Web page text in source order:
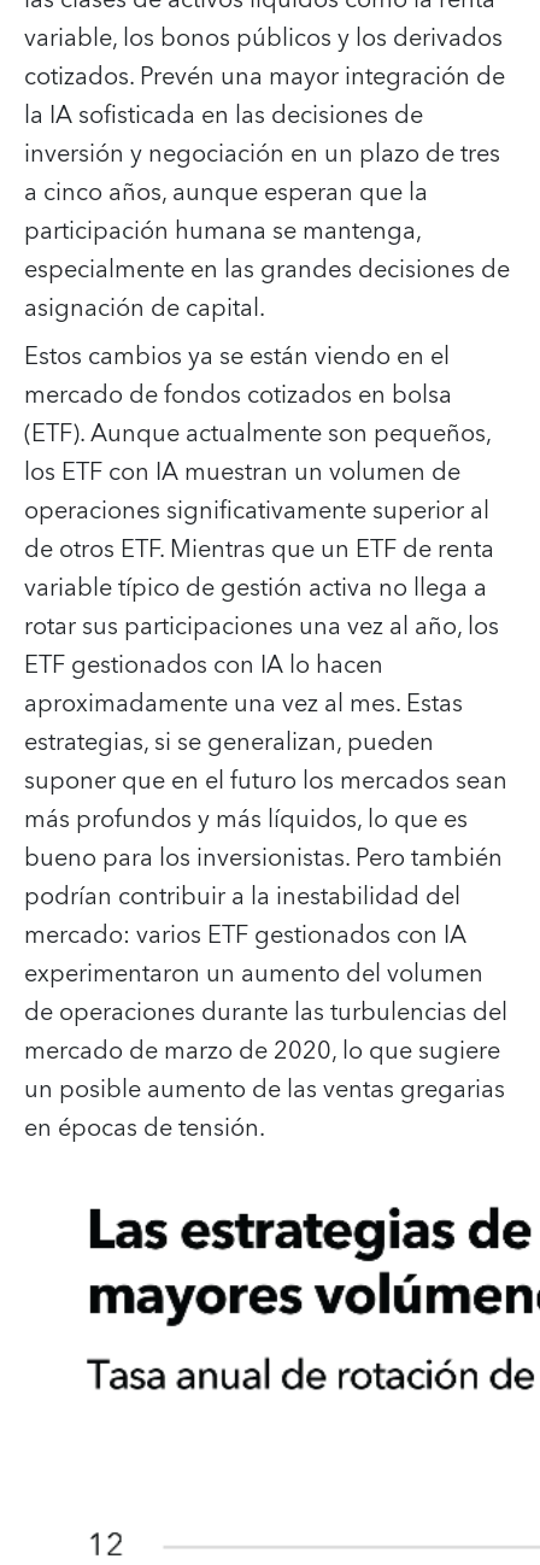
variable, los bonos públicos y los derivados
cotizados. Prevén una mayor integración de
la IA sofisticada en las decisiones de
inversión y negociación en un plazo de tres
a cinco años, aunque esperan que la
participación humana se mantenga,
especialmente en las grandes decisiones de
asignación de capital.
Estos cambios ya se están viendo en el
mercado de fondos cotizados en bolsa
(ETF). Aunque actualmente son pequeños,
los ETF con IA muestran un volumen de
operaciones significativamente superior al
de otros ETF. Mientras que un ETF de renta
variable típico de gestión activa no llega a
rotar sus participaciones una vez al año, los
ETF gestionados con IA lo hacen
aproximadamente una vez al mes. Estas
estrategias, si se generalizan, pueden
suponer que en el futuro los mercados sean
más profundos y más líquidos, lo que es
bueno para los inversionistas. Pero también
podrían contribuir a la inestabilidad del
mercado: varios ETF gestionados con IA
experimentaron un aumento del volumen
de operaciones durante las turbulencias del
mercado de marzo de 2020, lo que sugiere
un posible aumento de las ventas gregarias
en épocas de tensión.